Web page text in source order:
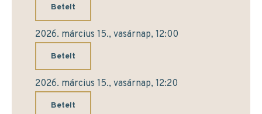
Betelt
2026. március 15., vasárnap, 12:00
Betelt
2026. március 15., vasárnap, 12:20
Betelt